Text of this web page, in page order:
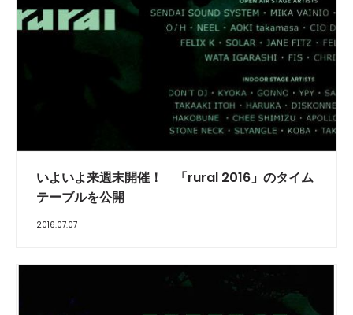
いよいよ来週末開催！ 「rural 2016」のタイム
テーブルを公開
2016.07.07